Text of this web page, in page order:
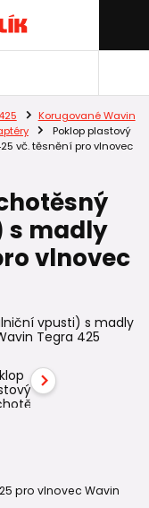
Korugované Wavin
Poklop plastový
vč. těsnění pro vlnovec
s madly
vlnovec
pro vlnovec Wavin